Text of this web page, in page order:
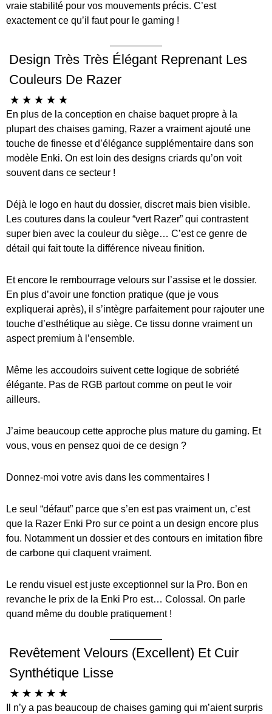
vraie stabilité pour vos mouvements précis. C’est
exactement ce qu’il faut pour le gaming !
Design Très Très Élégant Reprenant Les
Couleurs De Razer
☆ ☆ ☆ ☆ ☆
En plus de la conception en chaise baquet propre à la
plupart des chaises gaming, Razer a vraiment ajouté une
touche de finesse et d’élégance supplémentaire dans son
modèle Enki. On est loin des designs criards qu’on voit
souvent dans ce secteur !
Déjà le logo en haut du dossier, discret mais bien visible.
Les coutures dans la couleur “vert Razer” qui contrastent
super bien avec la couleur du siège… C’est ce genre de
détail qui fait toute la différence niveau finition.
Et encore le rembourrage velours sur l’assise et le dossier.
En plus d’avoir une fonction pratique (que je vous
expliquerai après), il s’intègre parfaitement pour rajouter une
touche d’esthétique au siège. Ce tissu donne vraiment un
aspect premium à l’ensemble.
Même les accoudoirs suivent cette logique de sobriété
élégante. Pas de RGB partout comme on peut le voir
ailleurs.
J’aime beaucoup cette approche plus mature du gaming. Et
vous, vous en pensez quoi de ce design ?
Donnez-moi votre avis dans les commentaires !
Le seul “défaut” parce que s’en est pas vraiment un, c’est
que la Razer Enki Pro sur ce point a un design encore plus
fou. Notamment un dossier et des contours en imitation fibre
de carbone qui claquent vraiment.
Le rendu visuel est juste exceptionnel sur la Pro. Bon en
revanche le prix de la Enki Pro est… Colossal. On parle
quand même du double pratiquement !
Revêtement Velours (excellent) Et Cuir
Synthétique Lisse
☆ ☆ ☆ ☆ ☆
Il n’y a pas beaucoup de chaises gaming qui m’aient surpris